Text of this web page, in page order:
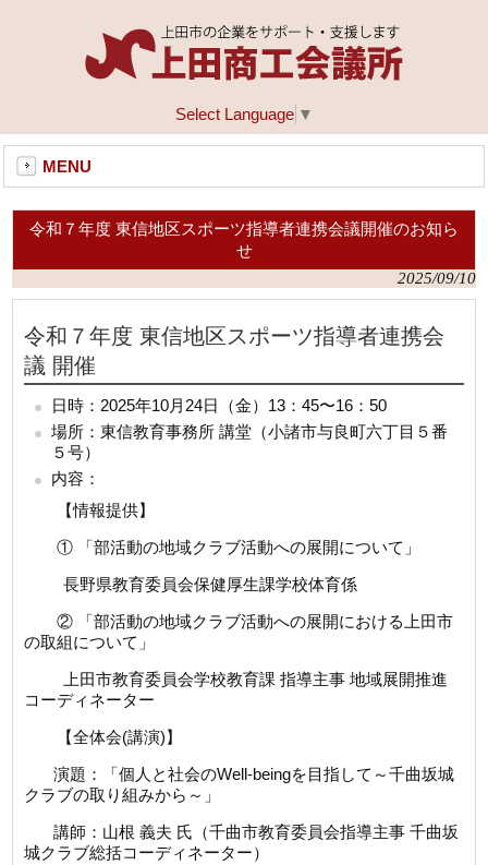
Select Language ▼
MENU
令和７年度 東信地区スポーツ指導者連携会議開催のお知ら
せ
2025/09/10
令和７年度 東信地区スポーツ指導者連携会
議 開催
日時 ：2025年10月24日（金）13：45〜16：50
場所：東信教育事務所 講堂 （小諸市与良町六丁目５番
５号）
内容：
【情報提供】
① 「部活動の地域クラブ活動への展開について」
長野県教育委員会保健厚生課学校体育係
② 「部活動の地域クラブ活動への展開における上田市
の取組について」
上田市教育委員会学校教育課 指導主事 地域展開推進
コーディネーター
【全体会(講演)】
演題：「個人と社会のWell-beingを目指して～千曲坂城
クラブの取り組みから～」
講師：山根 義夫 氏（千曲市教育委員会指導主事 千曲坂
城クラブ総括コーディネーター）